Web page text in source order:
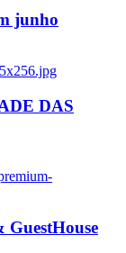
junho
DAS
GuestHouse